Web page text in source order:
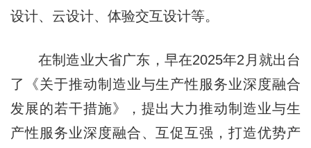
设计、云设计、体验交互设计等。
在制造业大省广东，早在2025年2月就出台
了《关于推动制造业与生产性服务业深度融合
发展的若干措施》，提出大力推动制造业与生
产性服务业深度融合、互促互强，打造优势产